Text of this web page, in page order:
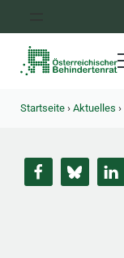
Startseite › Aktuelles ›